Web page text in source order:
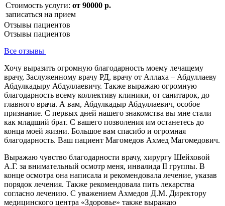
Стоимость услуги: от 90000 р.
записаться на прием
Отзывы пациентов
Отзывы пациентов
Все отзывы
Хочу выразить огромную благодарность моему лечащему
врачу, Заслуженному врачу РД, врачу от Аллаха – Абдуллаеву
Абдулкадыру Абдуллаевичу. Также выражаю огромную
благодарность всему коллективу клиники, от санитарок, до
главного врача. А вам, Абдулкадыр Абдуллаевич, особое
признание. С первых дней нашего знакомства вы мне стали
как младший брат. С вашего позволения им останетесь до
конца моей жизни. Большое вам спасибо и огромная
благодарность. Ваш пациент Магомедов Ахмед Магомедович.
Выражаю чувство благодарности врачу, хирургу Шейховой
А.Г. за внимательный осмотр меня, инвалида II группы. В
конце осмотра она написала и рекомендовала лечение, указав
порядок лечения. Также рекомендовала пить лекарства
согласно лечению. С уважением Ахмедов Д.М. Директору
медицинского центра «Здоровье» также выражаю